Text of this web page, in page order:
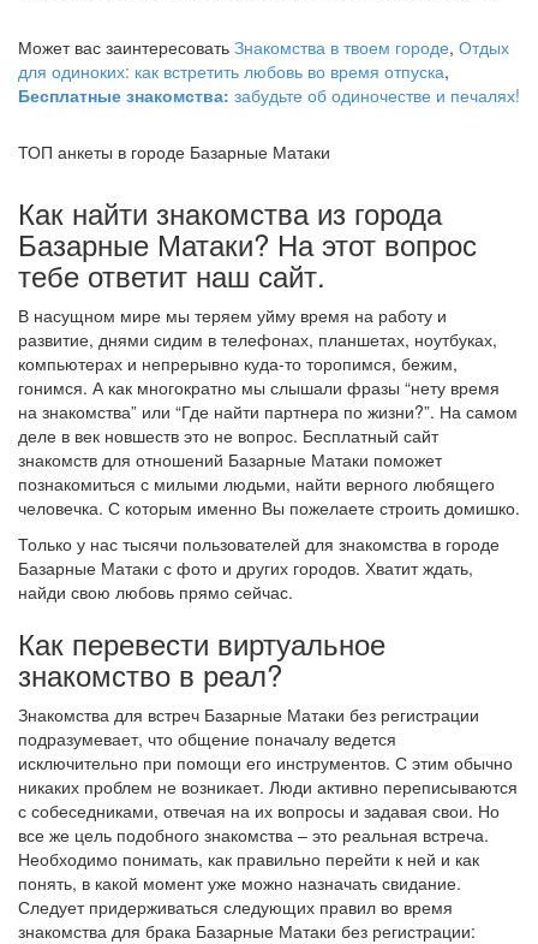
Может вас заинтересовать Знакомства в твоем городе, Отдых
для одиноких: как встретить любовь во время отпуска,
Бесплатные знакомства: забудьте об одиночестве и печалях!
ТОП анкеты в городе Базарные Матаки
Как найти знакомства из города
Базарные Матаки? На этот вопрос
тебе ответит наш сайт.
В насущном мире мы теряем уйму время на работу и
развитие, днями сидим в телефонах, планшетах, ноутбуках,
компьютерах и непрерывно куда-то торопимся, бежим,
гонимся. А как многократно мы слышали фразы “нету время
на знакомства” или “Где найти партнера по жизни?”. На самом
деле в век новшеств это не вопрос. Бесплатный сайт
знакомств для отношений Базарные Матаки поможет
познакомиться с милыми людьми, найти верного любящего
человечка. С которым именно Вы пожелаете строить домишко.
Только у нас тысячи пользователей для знакомства в городе
Базарные Матаки с фото и других городов. Хватит ждать,
найди свою любовь прямо сейчас.
Как перевести виртуальное
знакомство в реал?
Знакомства для встреч Базарные Матаки без регистрации
подразумевает, что общение поначалу ведется
исключительно при помощи его инструментов. С этим обычно
никаких проблем не возникает. Люди активно переписываются
с собеседниками, отвечая на их вопросы и задавая свои. Но
все же цель подобного знакомства – это реальная встреча.
Необходимо понимать, как правильно перейти к ней и как
понять, в какой момент уже можно назначать свидание.
Следует придерживаться следующих правил во время
знакомства для брака Базарные Матаки без регистрации: